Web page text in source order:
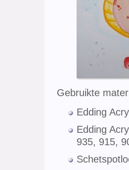
Gebruikte
Edding
Edding
935, 915,